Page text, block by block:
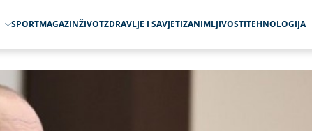
SPORTMAGAZINŽIVOTZDRAVLJE I SAVJETIZANIMLJIVOSTITEHNOLOGIJA